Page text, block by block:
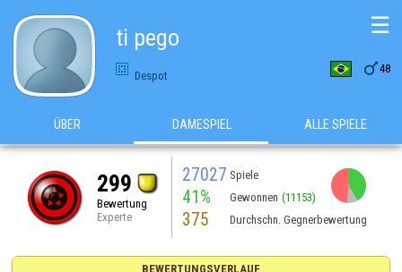
ti pego
Despot 48
☰
ÜBER DAMESPIEL ALLE SPIELE
299
Bewertung
Experte
27027 Spiele
41% Gewonnen (11153)
375 Durchschn. Gegnerbewertung
BEWERTUNGSVERLAUF